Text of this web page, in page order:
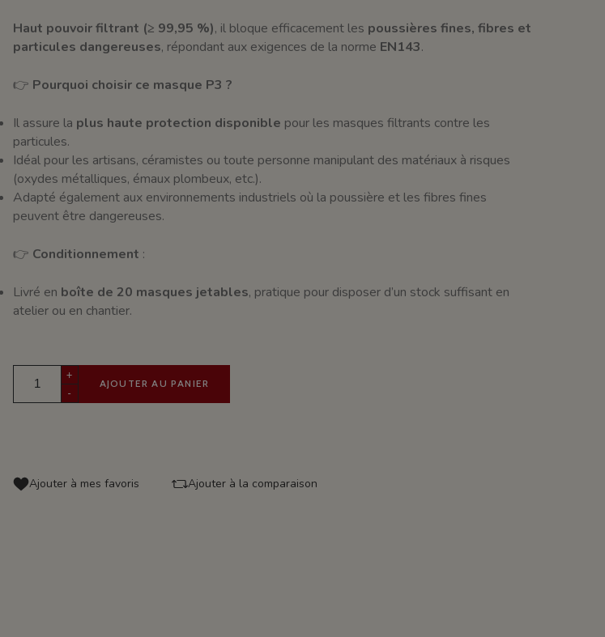
Haut pouvoir filtrant (≥ 99,95 %), il bloque efficacement les poussières fines, fibres et
particules dangereuses, répondant aux exigences de la norme EN143.
👉 Pourquoi choisir ce masque P3 ?
Il assure la plus haute protection disponible pour les masques filtrants contre les
particules.
Idéal pour les artisans, céramistes ou toute personne manipulant des matériaux à risques
(oxydes métalliques, émaux plombeux, etc.).
Adapté également aux environnements industriels où la poussière et les fibres fines
peuvent être dangereuses.
👉 Conditionnement :
Livré en boîte de 20 masques jetables, pratique pour disposer d’un stock suffisant en
atelier ou en chantier.
+
-
AJOUTER AU PANIER
Ajouter à mes favoris Ajouter à la comparaison